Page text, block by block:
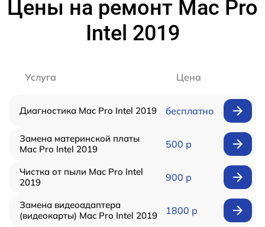
Цены на ремонт Mac Pro
Intel 2019
Услуга Цена
Диагностика Mac Pro Intel 2019 бесплатно
Замена материнской платы
Mac Pro Intel 2019
500 р
Чистка от пыли Mac Pro Intel
2019
900 р
Замена видеоадаптера
(видеокарты) Mac Pro Intel 2019
1800 р